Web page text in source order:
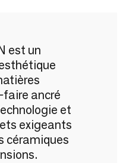
est un
faire ancré
et
exigeants
céramiques